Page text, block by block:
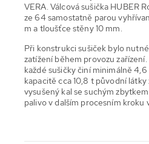
VERA. Válcová sušička HUBER
ze 64 samostatně parou
m a tloušťce stěny 10 mm.
Při konstrukci sušiček bylo
zatížení během provozu
každé sušičky činí minimálně
kapacitě cca 10,8 t původní
vysušený kal se suchým
palivo v dalším procesním kroku